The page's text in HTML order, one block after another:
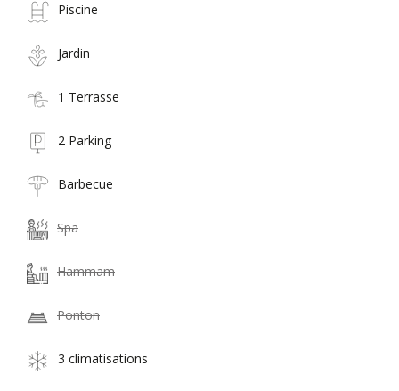
Piscine
Jardin
1 Terrasse
2 Parking
Barbecue
Spa
Hammam
Ponton
3 climatisations